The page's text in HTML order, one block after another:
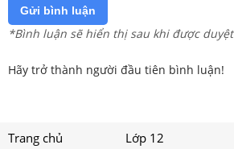
Gửi bình luận
*Bình luận sẽ hiển thị sau khi được duyệt
Hãy trở thành người đầu tiên bình luận!
Trang chủ Lớp 12